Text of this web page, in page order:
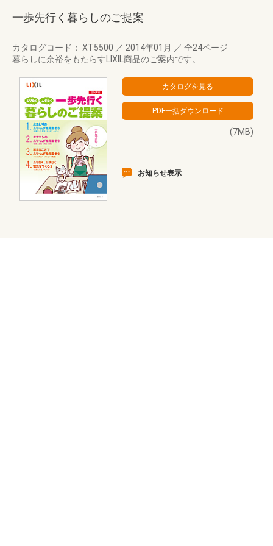
一歩先行く暮らしのご提案
カタログコード： XT5500 ／ 2014年01月 ／ 全24ページ
暮らしに余裕をもたらすLIXIL商品のご案内です。
(7MB)
お知らせ表示